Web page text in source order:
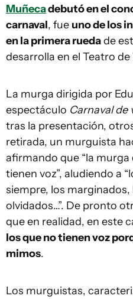
Muñecadebutó en el
carnaval, fue uno de los
en la primera ruedade
desarrolla en el Teatro de
La murga dirigida por
espectáculo Carnaval de
tras la presentación,
retirada, un murguista
afirmando que “la murga
tienen voz”, aludiendo a
siempre, los marginados,
olvidados…”. De pronto
que en realidad, en este
los que no tienen voz
mimos.
Los murguistas,